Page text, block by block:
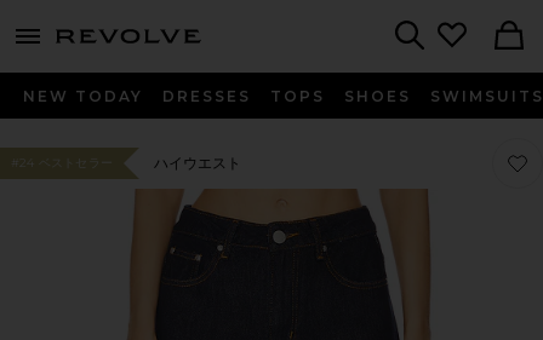
menu - shows more content
NEW TODAY DRESSES TOPS SHOES SWIMSUITS
#24 ベストセラー ハイウエスト お気
お気